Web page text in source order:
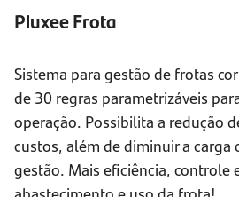
Pluxee Frota
Sistema para gestão de frotas
de 30 regras parametrizáveis
operação. Possibilita a redução
custos, além de diminuir a carga
gestão. Mais eficiência, controle